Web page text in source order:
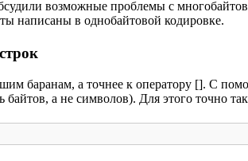
возможные проблемы с
написаны в однобайтовой кодировке.
баранам, а точнее к оператору []. С
байтов, а не символов). Для этого точно